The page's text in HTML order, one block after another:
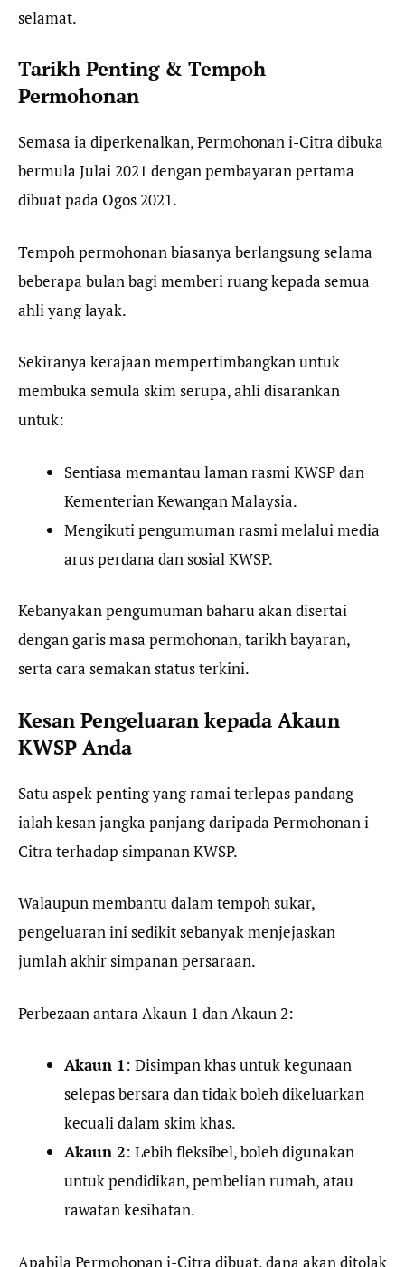
selamat.
Tarikh Penting & Tempoh
Permohonan
Semasa ia diperkenalkan, Permohonan i-Citra dibuka
bermula Julai 2021 dengan pembayaran pertama
dibuat pada Ogos 2021.
Tempoh permohonan biasanya berlangsung selama
beberapa bulan bagi memberi ruang kepada semua
ahli yang layak.
Sekiranya kerajaan mempertimbangkan untuk
membuka semula skim serupa, ahli disarankan
untuk:
Sentiasa memantau laman rasmi KWSP dan
Kementerian Kewangan Malaysia.
Mengikuti pengumuman rasmi melalui media
arus perdana dan sosial KWSP.
Kebanyakan pengumuman baharu akan disertai
dengan garis masa permohonan, tarikh bayaran,
serta cara semakan status terkini.
Kesan Pengeluaran kepada Akaun
KWSP Anda
Satu aspek penting yang ramai terlepas pandang
ialah kesan jangka panjang daripada Permohonan i-
Citra terhadap simpanan KWSP.
Walaupun membantu dalam tempoh sukar,
pengeluaran ini sedikit sebanyak menjejaskan
jumlah akhir simpanan persaraan.
Perbezaan antara Akaun 1 dan Akaun 2:
Akaun 1: Disimpan khas untuk kegunaan
selepas bersara dan tidak boleh dikeluarkan
kecuali dalam skim khas.
Akaun 2: Lebih fleksibel, boleh digunakan
untuk pendidikan, pembelian rumah, atau
rawatan kesihatan.
Apabila Permohonan i-Citra dibuat, dana akan ditolak